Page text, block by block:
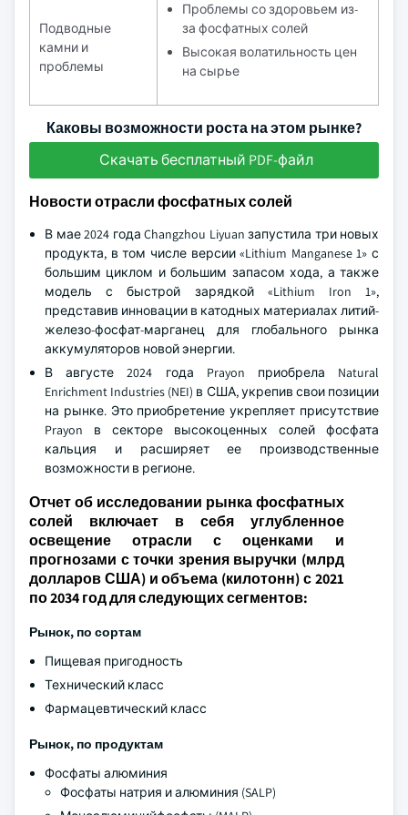
Подводные
камни и
проблемы
Проблемы со здоровьем из-
за фосфатных солей
Высокая волатильность цен
на сырье
Каковы возможности роста на этом рынке?
Скачать бесплатный PDF-файл
Новости отрасли фосфатных солей
В мае 2024 года Changzhou Liyuan запустила три новых
продукта, в том числе версии «Lithium Manganese 1» с
большим циклом и большим запасом хода, а также
модель с быстрой зарядкой «Lithium Iron 1»,
представив инновации в катодных материалах литий-
железо-фосфат-марганец для глобального рынка
аккумуляторов новой энергии.
В августе 2024 года Prayon приобрела Natural
Enrichment Industries (NEI) в США, укрепив свои позиции
на рынке. Это приобретение укрепляет присутствие
Prayon в секторе высокоценных солей фосфата
кальция и расширяет ее производственные
возможности в регионе.
Отчет об исследовании рынка фосфатных
солей включает в себя углубленное
освещение отрасли с оценками и
прогнозами с точки зрения выручки (млрд
долларов США) и объема (килотонн) с 2021
по 2034 год для следующих сегментов:
Рынок, по сортам
Пищевая пригодность
Технический класс
Фармацевтический класс
Рынок, по продуктам
Фосфаты алюминия
Фосфаты натрия и алюминия (SALP)